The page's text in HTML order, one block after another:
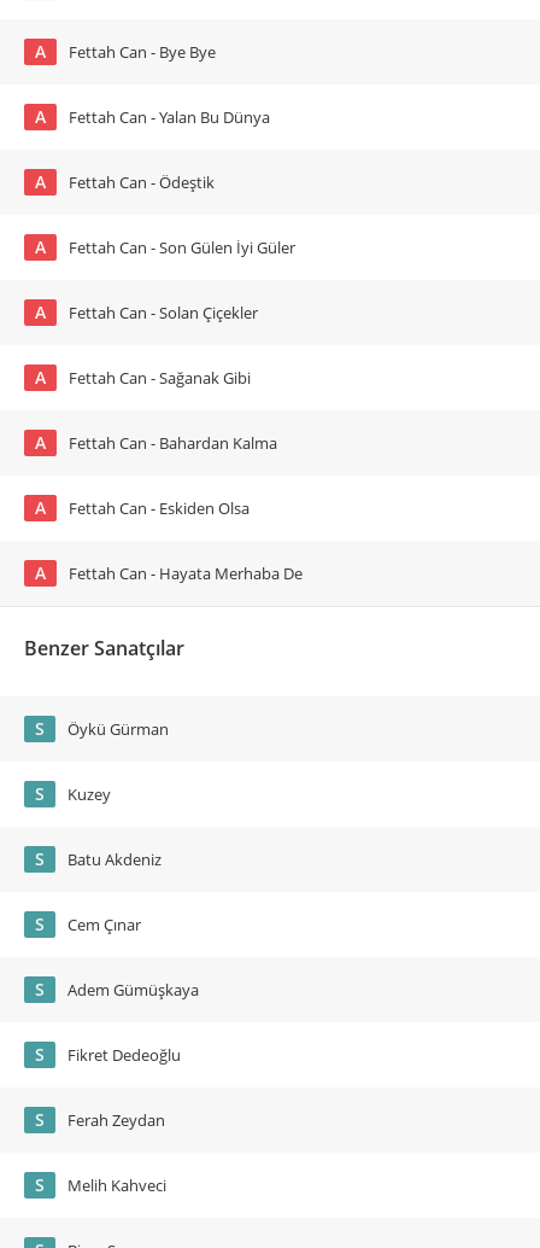
A Fettah Can - Bye Bye
A Fettah Can - Yalan Bu Dünya
A Fettah Can - Ödeştik
A Fettah Can - Son Gülen İyi Güler
A Fettah Can - Solan Çiçekler
A Fettah Can - Sağanak Gibi
A Fettah Can - Bahardan Kalma
A Fettah Can - Eskiden Olsa
A Fettah Can - Hayata Merhaba De
Benzer Sanatçılar
S Öykü Gürman
S Kuzey
S Batu Akdeniz
S Cem Çınar
S Adem Gümüşkaya
S Fikret Dedeoğlu
S Ferah Zeydan
S Melih Kahveci